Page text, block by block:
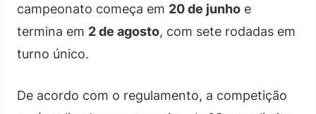
campeonato começa em 20 de junho e
termina em 2 de agosto, com sete rodadas em
turno único.
De acordo com o regulamento, a competição